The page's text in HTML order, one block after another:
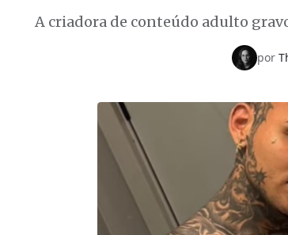
A criadora de conteúdo adulto
por